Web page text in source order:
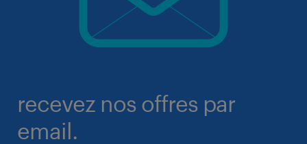
recevez nos offres par
email.